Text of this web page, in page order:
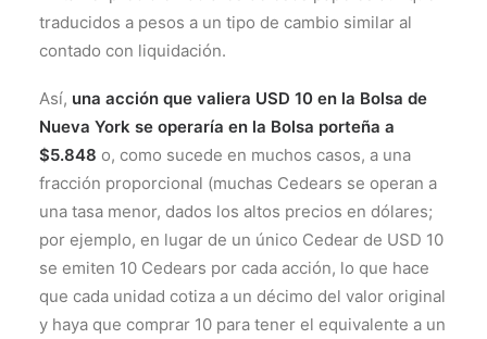
traducidos a pesos a un tipo de cambio similar al
contado con liquidación.
Así, una acción que valiera USD 10 en la Bolsa de
Nueva York se operaría en la Bolsa porteña a
$5.848 o, como sucede en muchos casos, a una
fracción proporcional (muchas Cedears se operan a
una tasa menor, dados los altos precios en dólares;
por ejemplo, en lugar de un único Cedear de USD 10
se emiten 10 Cedears por cada acción, lo que hace
que cada unidad cotiza a un décimo del valor original
y haya que comprar 10 para tener el equivalente a un